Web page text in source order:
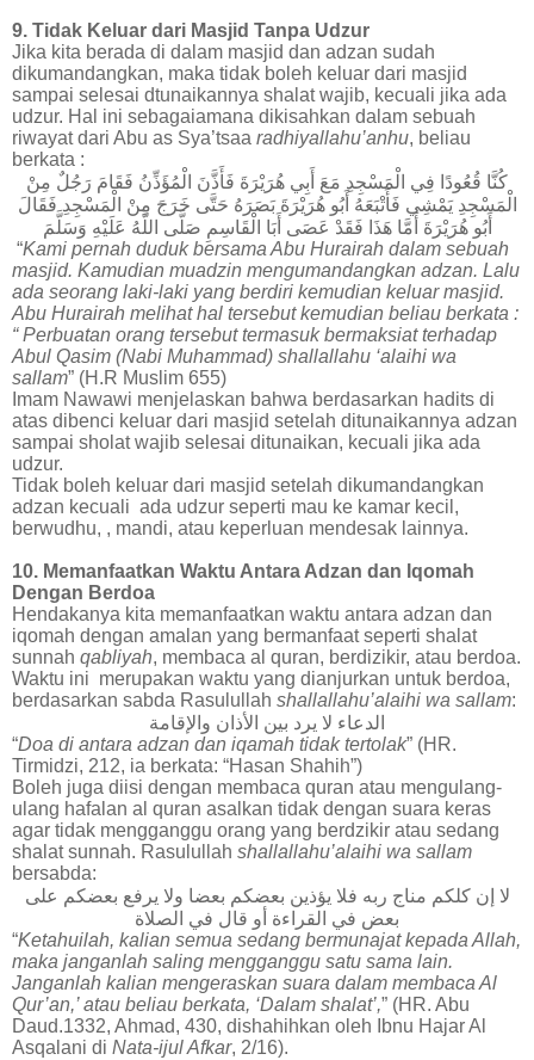
9. Tidak Keluar dari Masjid Tanpa Udzur
Jika kita berada di dalam masjid dan adzan sudah
dikumandangkan, maka tidak boleh keluar dari masjid
sampai selesai dtunaikannya shalat wajib, kecuali jika ada
udzur. Hal ini sebagaiamana dikisahkan dalam sebuah
riwayat dari Abu as Sya’tsaa radhiyallahu’anhu, beliau
berkata :
كُنَّا قُعُودًا فِي الْمَسْجِدِ مَعَ أَبِي هُرَيْرَةَ فَأَذَّنَ الْمُؤَذِّنُ فَقَامَ رَجُلٌ مِنْ
الْمَسْجِدِ يَمْشِي فَأَتْبَعَهُ أَبُو هُرَيْرَةَ بَصَرَهُ حَتَّى خَرَجَ مِنْ الْمَسْجِدِ فَقَالَ
أَبُو هُرَيْرَةَ أَمَّا هَذَا فَقَدْ عَصَى أَبَا الْقَاسِمِ صَلَّى اللَّهُ عَلَيْهِ وَسَلَّمَ
“Kami pernah duduk bersama Abu Hurairah dalam sebuah
masjid. Kamudian muadzin mengumandangkan adzan. Lalu
ada seorang laki-laki yang berdiri kemudian keluar masjid.
Abu Hurairah melihat hal tersebut kemudian beliau berkata :
“ Perbuatan orang tersebut termasuk bermaksiat terhadap
Abul Qasim (Nabi Muhammad) shallallahu ‘alaihi wa
sallam” (H.R Muslim 655)
Imam Nawawi menjelaskan bahwa berdasarkan hadits di
atas dibenci keluar dari masjid setelah ditunaikannya adzan
sampai sholat wajib selesai ditunaikan, kecuali jika ada
udzur.
Tidak boleh keluar dari masjid setelah dikumandangkan
adzan kecuali ada udzur seperti mau ke kamar kecil,
berwudhu, , mandi, atau keperluan mendesak lainnya.
10. Memanfaatkan Waktu Antara Adzan dan Iqomah
Dengan Berdoa
Hendakanya kita memanfaatkan waktu antara adzan dan
iqomah dengan amalan yang bermanfaat seperti shalat
sunnah qabliyah, membaca al quran, berdizikir, atau berdoa.
Waktu ini merupakan waktu yang dianjurkan untuk berdoa,
berdasarkan sabda Rasulullah shallallahu’alaihi wa sallam:
الدعاء لا يرد بين الأذان والإقامة
“Doa di antara adzan dan iqamah tidak tertolak” (HR.
Tirmidzi, 212, ia berkata: “Hasan Shahih”)
Boleh juga diisi dengan membaca quran atau mengulang-
ulang hafalan al quran asalkan tidak dengan suara keras
agar tidak mengganggu orang yang berdzikir atau sedang
shalat sunnah. Rasulullah shallallahu’alaihi wa sallam
bersabda:
لا إن كلكم مناج ربه فلا يؤذين بعضكم بعضا ولا يرفع بعضكم على
بعض في القراءة أو قال في الصلاة
“Ketahuilah, kalian semua sedang bermunajat kepada Allah,
maka janganlah saling mengganggu satu sama lain.
Janganlah kalian mengeraskan suara dalam membaca Al
Qur’an,’ atau beliau berkata, ‘Dalam shalat’,” (HR. Abu
Daud.1332, Ahmad, 430, dishahihkan oleh Ibnu Hajar Al
Asqalani di Nata-ijul Afkar, 2/16).